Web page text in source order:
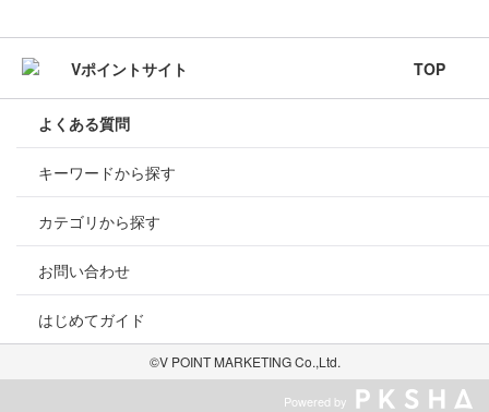
TOP
よくある質問
キーワードから探す
カテゴリから探す
お問い合わせ
はじめてガイド
©V POINT MARKETING Co.,Ltd.
Powered by